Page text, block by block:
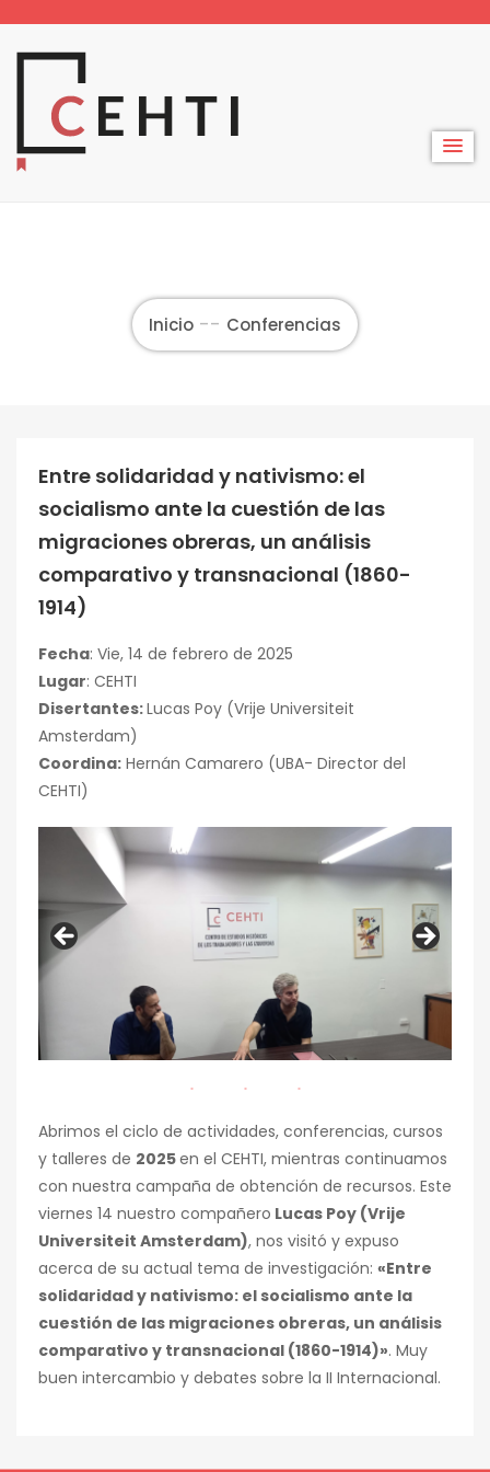
content
Inicio Conferencias
Entre solidaridad y nativismo: el
socialismo ante la cuestión de las
migraciones obreras, un análisis
comparativo y transnacional (1860-
1914)
Fecha: Vie, 14 de febrero de 2025
Lugar: CEHTI
Disertantes:Lucas Poy (Vrije Universiteit
Amsterdam)
Coordina: Hernán Camarero (UBA- Director del
CEHTI)
Abrimos el ciclo de actividades, conferencias, cursos
y talleres de 2025en el CEHTI, mientras continuamos
con nuestra campaña de obtención de recursos. Este
viernes 14 nuestro compañero Lucas Poy (Vrije
Universiteit Amsterdam), nos visitó y expuso
acerca de su actual tema de investigación: «Entre
solidaridad y nativismo: el socialismo ante la
cuestión de las migraciones obreras, un análisis
comparativo y transnacional (1860-1914)». Muy
buen intercambio y debates sobre la II Internacional.